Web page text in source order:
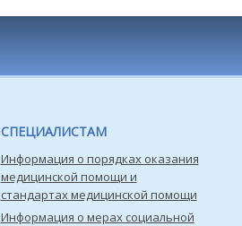
СПЕЦИАЛИСТАМ
Информация о порядках оказания
медицинской помощи и
стандартах медицинской помощи
Информация о мерах социальной